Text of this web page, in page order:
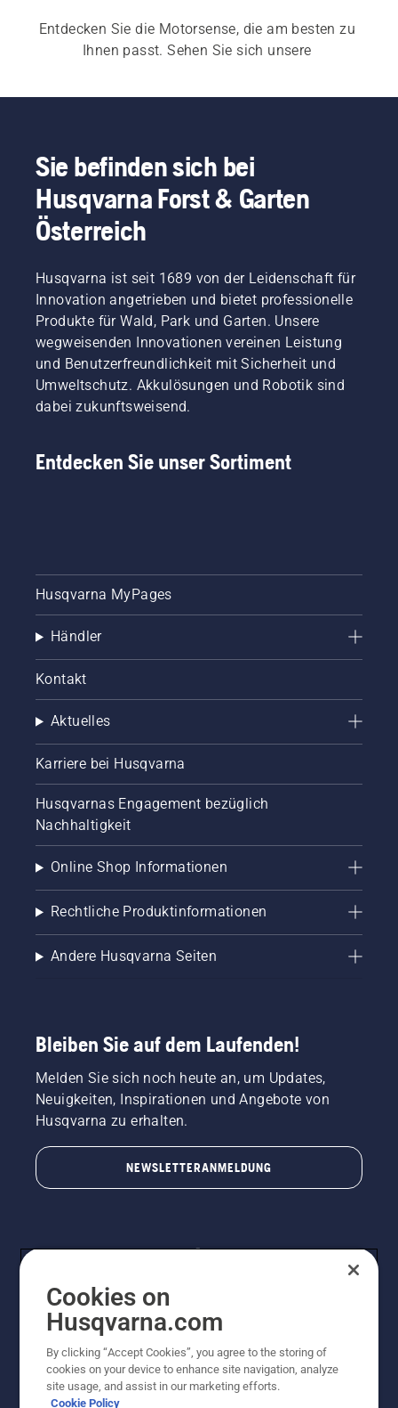
Entdecken Sie die Motorsense, die am besten zu
Ihnen passt. Sehen Sie sich unsere
elektrischen Motorsensen, Benzin
- und
Sie befinden sich bei
Husqvarna Forst & Garten
Österreich
Husqvarna ist seit 1689 von der Leidenschaft für
Innovation angetrieben und bietet professionelle
Produkte für Wald, Park und Garten. Unsere
wegweisenden Innovationen vereinen Leistung
und Benutzerfreundlichkeit mit Sicherheit und
Umweltschutz. Akkulösungen und Robotik sind
dabei zukunftsweisend.
Entdecken Sie unser Sortiment
Husqvarna MyPages
Händler
Kontakt
Aktuelles
Karriere bei Husqvarna
Husqvarnas Engagement bezüglich
Nachhaltigkeit
Online Shop Informationen
Rechtliche Produktinformationen
Andere Husqvarna Seiten
Bleiben Sie auf dem Laufenden!
Melden Sie sich noch heute an, um Updates,
Neuigkeiten, Inspirationen und Angebote von
Husqvarna zu erhalten.
NEWSLETTERANMELDUNG
© Husqvarna AB (publ). Alle Rechte vorbehalten.
Preisänderungen, Irrtümer, Text- und Satzfehler sind
vorbehalten. Bei den Preisangaben handelt es sich um
Cookies on
Husqvarna.com
By clicking “Accept Cookies”, you agree to the storing of
cookies on your device to enhance site navigation, analyze
site usage, and assist in our marketing efforts.
Cookie Policy